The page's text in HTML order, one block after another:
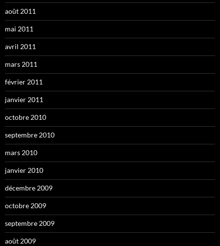
août 2011
mai 2011
avril 2011
mars 2011
février 2011
janvier 2011
octobre 2010
septembre 2010
mars 2010
janvier 2010
décembre 2009
octobre 2009
septembre 2009
août 2009